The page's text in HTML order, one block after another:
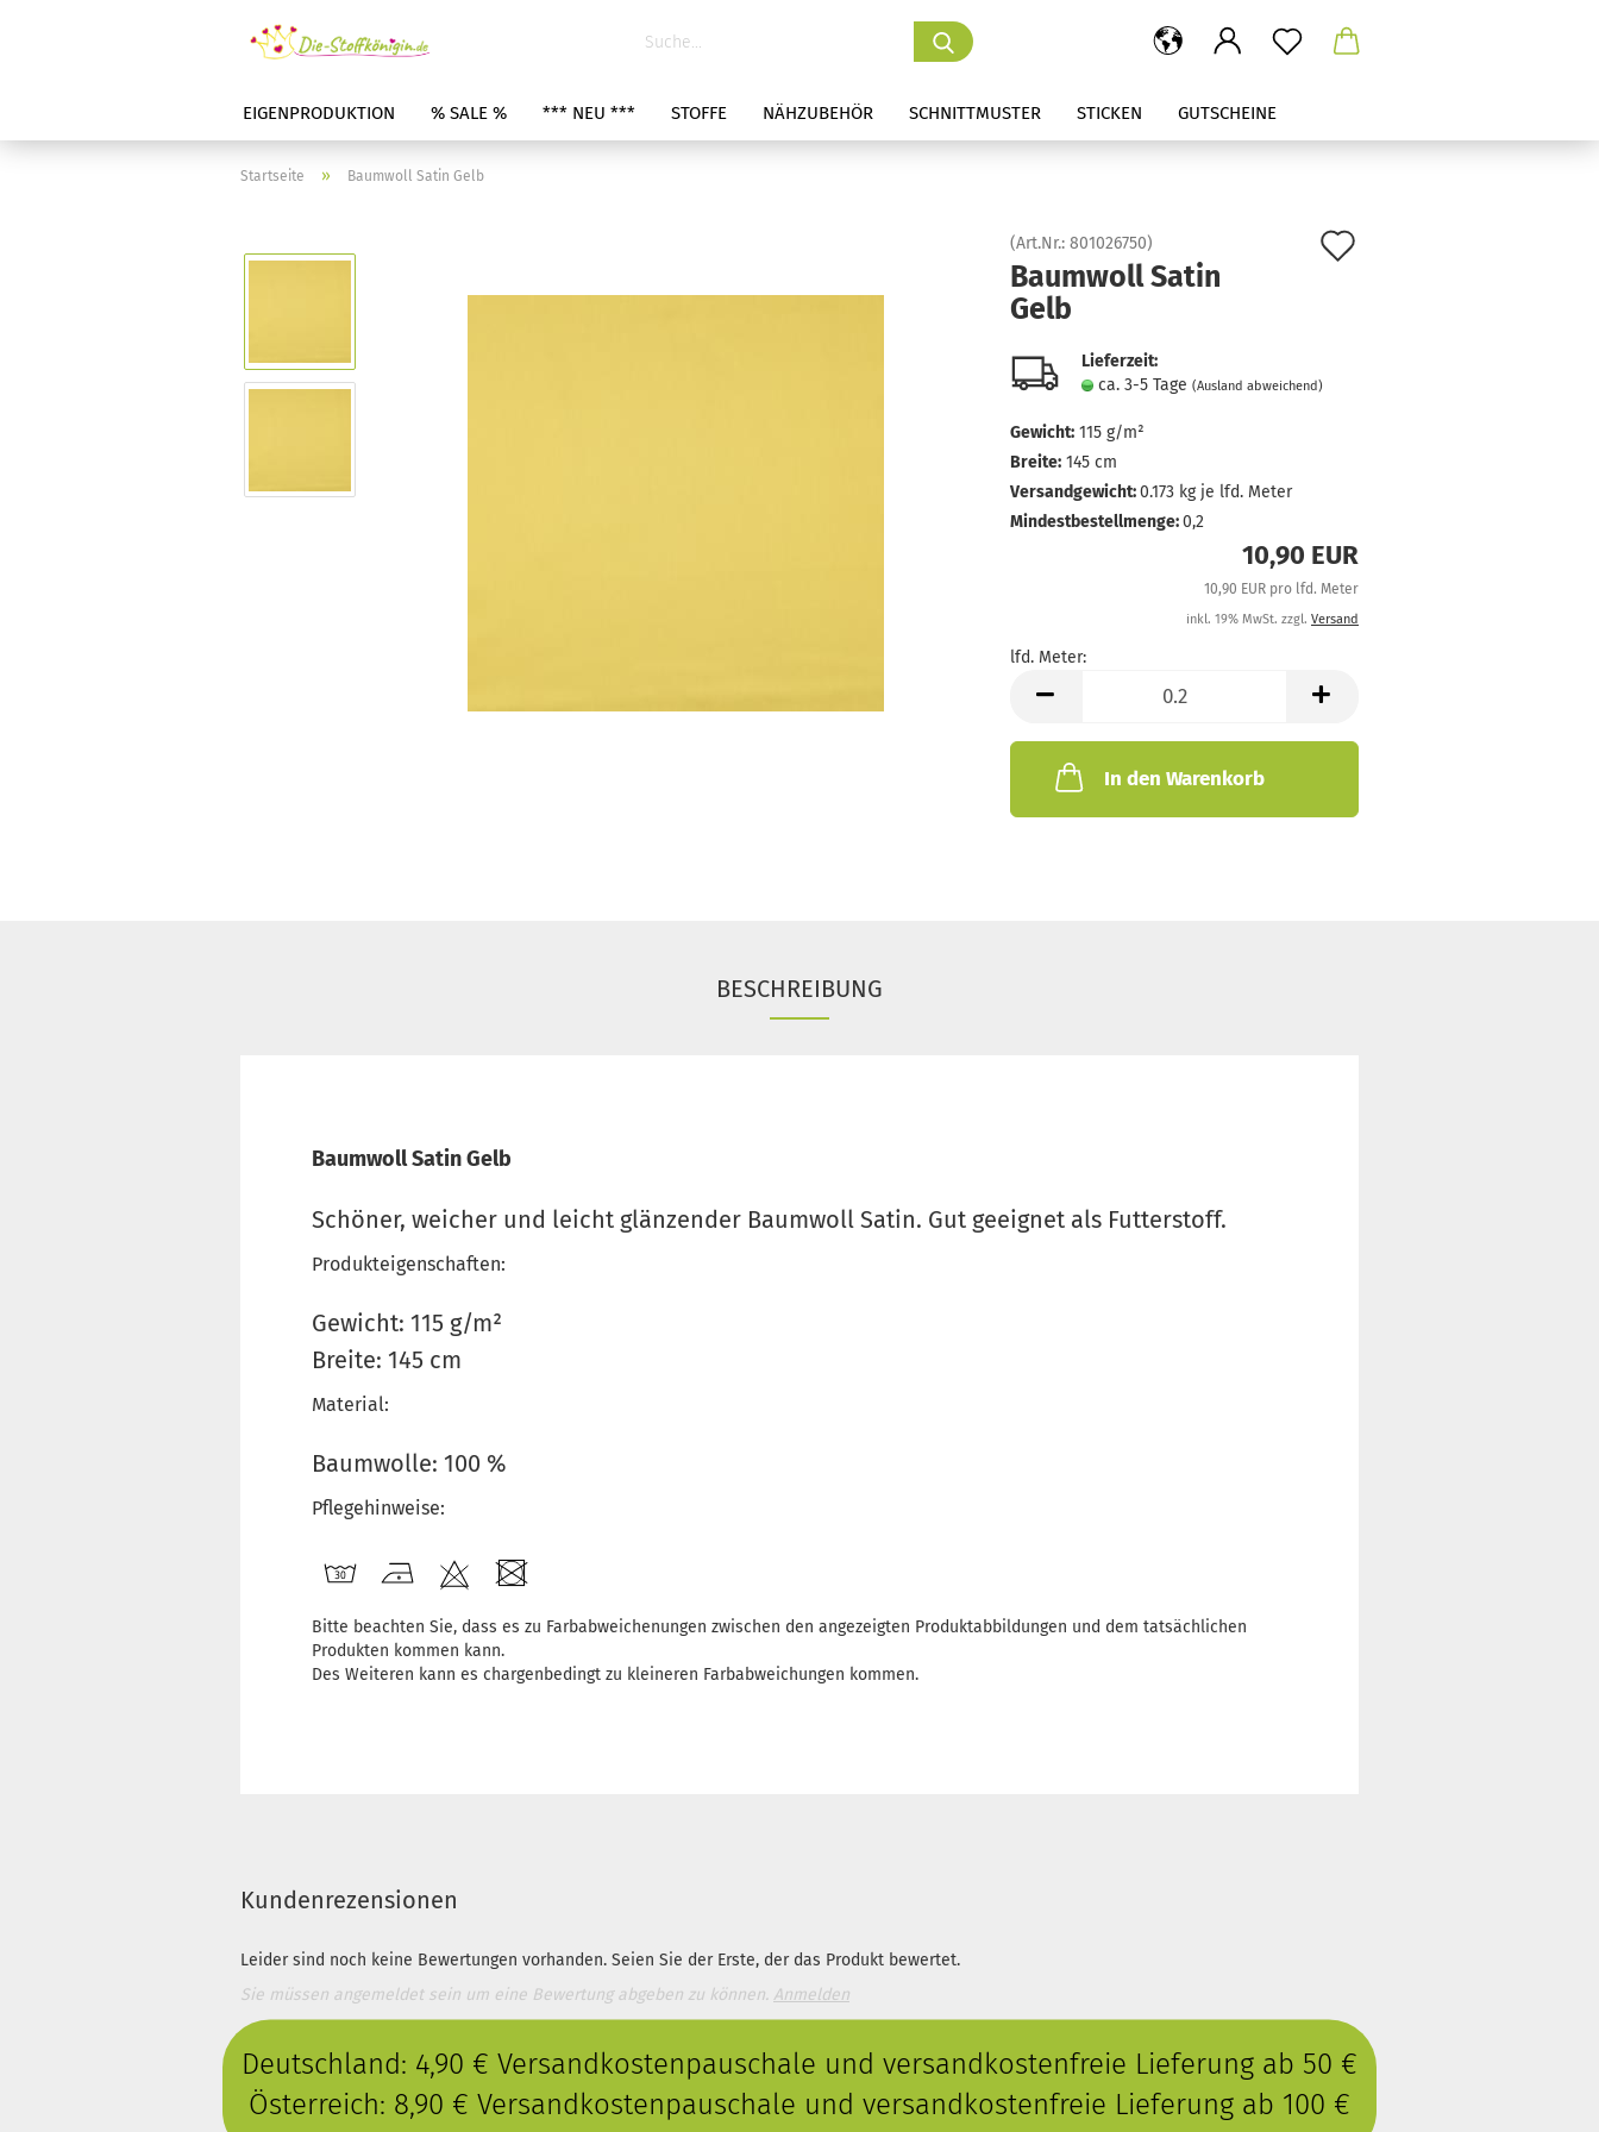
EIGENPRODUKTION % SALE % *** NEU *** STOFFE NÄHZUBEHÖR SCHNITTMUSTER STICKEN GUTSCHEINE
Startseite » Baumwoll Satin Gelb
(Art.Nr.: 801026750)
Baumwoll Satin
Gelb
Lieferzeit:
ca. 3-5 Tage (Ausland abweichend)
Gewicht: 115 g/m²
Breite: 145 cm
Versandgewicht:0.173kg je lfd. Meter
Mindestbestellmenge:0,2
10,90 EUR
10,90 EUR pro lfd. Meter
inkl. 19% MwSt. zzgl. Versand
lfd. Meter:
In den Warenkorb
BESCHREIBUNG
Baumwoll Satin Gelb
Schöner, weicher und leicht glänzender Baumwoll Satin. Gut geeignet als Futterstoff.
Produkteigenschaften:
Gewicht: 115 g/m²
Breite: 145 cm
Material:
Baumwolle: 100 %
Pflegehinweise:
Bitte beachten Sie, dass es zu Farbabweichenungen zwischen den angezeigten Produktabbildungen und dem tatsächlichen
Produkten kommen kann.
Des Weiteren kann es chargenbedingt zu kleineren Farbabweichungen kommen.
Kundenrezensionen
Leider sind noch keine Bewertungen vorhanden. Seien Sie der Erste, der das Produkt bewertet.
Sie müssen angemeldet sein um eine Bewertung abgeben zu können. Anmelden
Deutschland: 4,90 € Versandkostenpauschale und versandkostenfreie Lieferung ab 50 €
Österreich: 8,90 € Versandkostenpauschale und versandkostenfreie Lieferung ab 100 €